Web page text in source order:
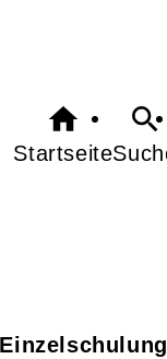
Startseite